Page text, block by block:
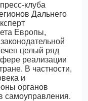
клуба
Дальнего
Европы,
целый ряд
реализации
В частности,
и
органов
самоуправления.